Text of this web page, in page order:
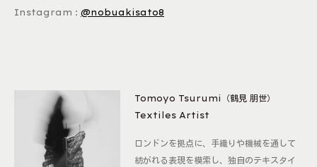
Instagram : @nobuakisato8
Tomoyo Tsurumi（鶴見 朋世）
Textiles Artist
ロンドンを拠点に、手織りや機械を通して
紡がれる表現を模索し、独自のテキスタイ